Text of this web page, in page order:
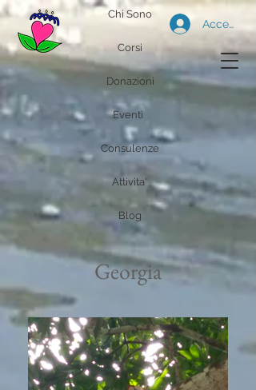
Chi Sono
Corsi
Donazioni
Consulenze
Attivita'
Blog
Accedi
Eventi
Georgia